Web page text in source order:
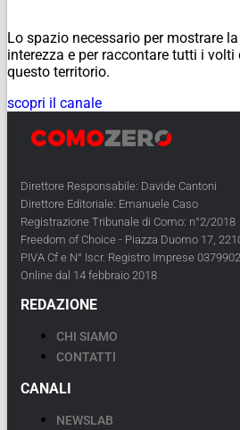
Lo spazio necessario per mostrare
interezza e per raccontare tutti i
questo territorio.
scopri il canale
Direttore Responsabile: Davide Cantoni
Direttore Editoriale: Emanuele Caso
Registrazione Tribunale di Como: n°2/2018
Freedom of Choice - Piazza Duomo 17,
PIVA Cf e N° Iscr. Registro Imprese
Online dal 14 febbraio 2018
REDAZIONE
CHI SIAMO
CONTATTI
CANALI
NEWSLAB